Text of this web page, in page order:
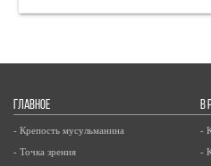
ГЛАВНОЕ
- Крепость мусульманина
- Точка зрения
В
-
-